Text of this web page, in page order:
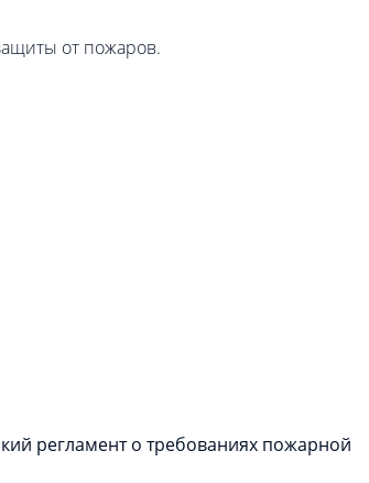
от пожаров.
регламент о требованиях пожарной